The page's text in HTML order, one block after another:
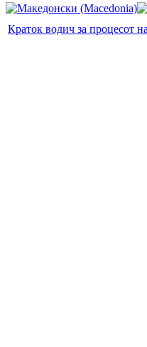
Краток водич за процесот